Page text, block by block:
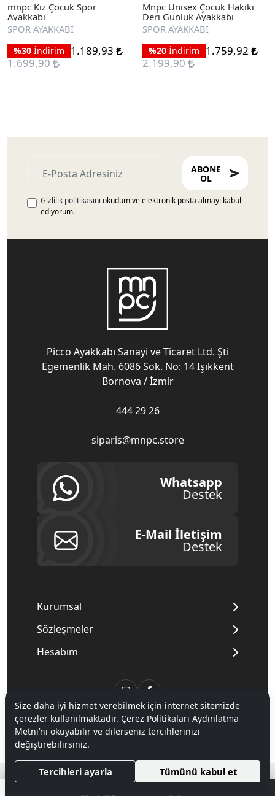
mnpc Kız Çocuk Spor
Ayakkabı
SPOR AYAKKABI
%30 İndirim
1.189,93
1.699,90
Mnpc Unisex Çocuk Hakiki
Deri Günlük Ayakkabı
SPOR AYAKKABI
%20 İndirim
1.759,92
2.199,90
ABONE
OL
Gizlilik politikasını okudum ve elektronik posta almayı kabul
ediyorum.
Picco Ayakkabı Sanayi ve Ticaret Ltd. Şti
Egemenlik Mah. 6086 Sok. No: 14 Işıkkent
Bornova / İzmir
444 29 26
siparis@mnpc.store
Whatsapp
Destek
E-Mail İletişim
Destek
Kurumsal
Sözleşmeler
Hesabım
© 2020Mnpc. Tüm hakları saklıdır.
Hipotenüs Yeni Nesil E-Ticaret Sistemleri ile Hazırlanmıştır.
Size daha iyi hizmet verebilmek için internet sitemizde
çerezler kullanılmaktadır. Çerez Politikaları Aydınlatma
Metni’ni okuyabilir ve dilerseniz tercihlerinizi
değiştirebilirsiniz.
Tercihleri ayarla Tümünü kabul et